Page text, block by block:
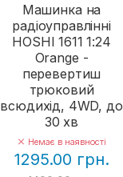
Машинка на
радіоуправлінні
HOSHI 1611 1:24
Orange -
перевертиш
трюковий
всюдихід, 4WD, до
30 хв
Немає в наявності
1295.00 грн.